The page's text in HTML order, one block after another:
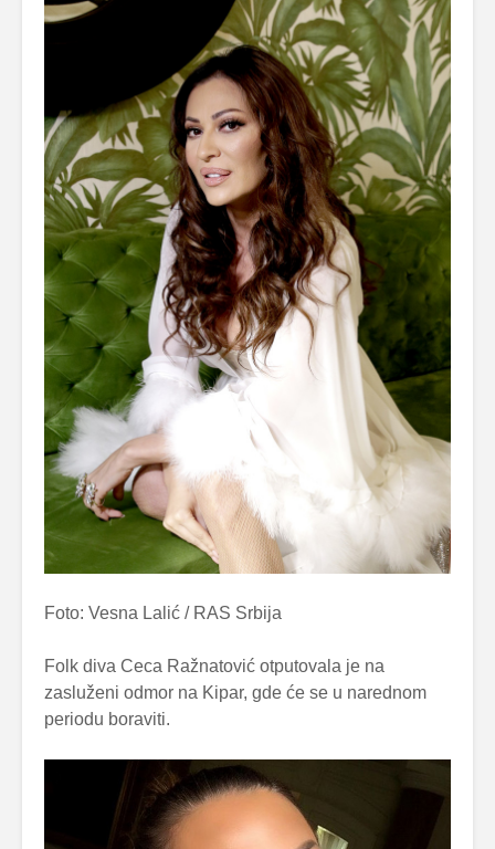
Foto: Vesna Lalić / RAS Srbija
Folk diva Ceca Ražnatović otputovala je na
zasluženi odmor na Kipar, gde će se u narednom
periodu boraviti.